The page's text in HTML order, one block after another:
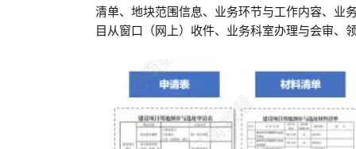
清单、地块范围信息、业务环节与工作内容、业
目从窗口（网上）收件、业务科室办理与会审、